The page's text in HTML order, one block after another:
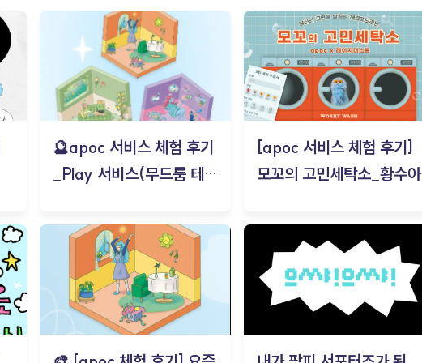
🔮apoc 서비스 체험 후기
_Play 서비스(무드룸 테스
[apoc 서비스 체험 후기]
모꼬의 고민세탁소_황수아